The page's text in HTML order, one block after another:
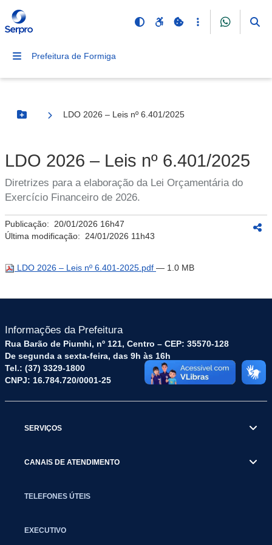
Prefeitura de Formiga
Botão Menu
LDO 2026 – Leis nº 6.401/2025
LDO 2026 – Leis nº 6.401/2025
Diretrizes para a elaboração da Lei Orçamentária do
Exercício Financeiro de 2026.
Publicação: 20/01/2026 16h47
Última modificação: 24/01/2026 11h43
LDO 2026 – Leis nº 6.401-2025.pdf — 1.0 MB
Informações da Prefeitura
Rua Barão de Piumhi, nº 121, Centro – CEP: 35570-128
De segunda a sexta-feira, das 9h às 16h
Tel.: (37) 3329-1800
CNPJ: 16.784.720/0001-25
SERVIÇOS
CANAIS DE ATENDIMENTO
TELEFONES ÚTEIS
EXECUTIVO